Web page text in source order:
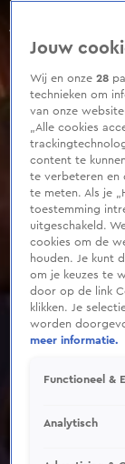
of
seconds
Jouw
Wij en onze28
technieken om
van onze
„Alle cookies
content te
te verbeteren en
te meten. Als je
toestemming
uitgeschakeld.
cookies om de
houden. Je kunt
om je keuzes te
door op de link
klikken. Je
worden
meer informatie.
Functioneel &
Analytisch